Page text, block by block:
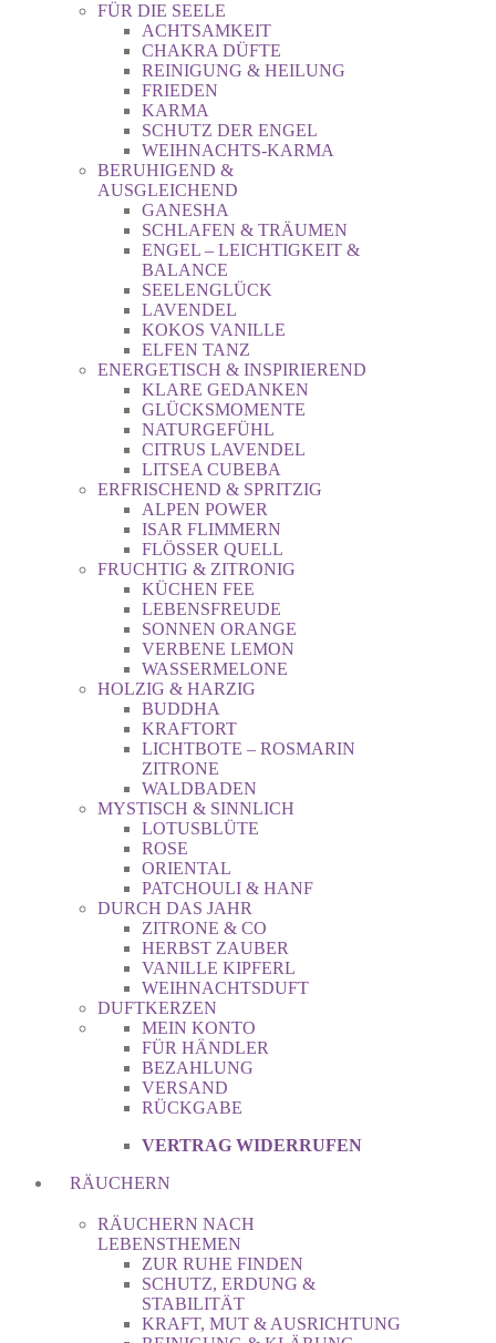
FÜR DIE SEELE
ACHTSAMKEIT
CHAKRA DÜFTE
REINIGUNG & HEILUNG
FRIEDEN
KARMA
SCHUTZ DER ENGEL
WEIHNACHTS-KARMA
BERUHIGEND &
AUSGLEICHEND
GANESHA
SCHLAFEN & TRÄUMEN
ENGEL – LEICHTIGKEIT &
BALANCE
SEELENGLÜCK
LAVENDEL
KOKOS VANILLE
ELFEN TANZ
ENERGETISCH & INSPIRIEREND
KLARE GEDANKEN
GLÜCKSMOMENTE
NATURGEFÜHL
CITRUS LAVENDEL
LITSEA CUBEBA
ERFRISCHEND & SPRITZIG
ALPEN POWER
ISAR FLIMMERN
FLÖSSER QUELL
FRUCHTIG & ZITRONIG
KÜCHEN FEE
LEBENSFREUDE
SONNEN ORANGE
VERBENE LEMON
WASSERMELONE
HOLZIG & HARZIG
BUDDHA
KRAFTORT
LICHTBOTE – ROSMARIN
ZITRONE
WALDBADEN
MYSTISCH & SINNLICH
LOTUSBLÜTE
ROSE
ORIENTAL
PATCHOULI & HANF
DURCH DAS JAHR
ZITRONE & CO
HERBST ZAUBER
VANILLE KIPFERL
WEIHNACHTSDUFT
DUFTKERZEN
MEIN KONTO
FÜR HÄNDLER
BEZAHLUNG
VERSAND
RÜCKGABE
VERTRAG WIDERRUFEN
RÄUCHERN
RÄUCHERN NACH
LEBENSTHEMEN
ZUR RUHE FINDEN
SCHUTZ, ERDUNG &
STABILITÄT
KRAFT, MUT & AUSRICHTUNG